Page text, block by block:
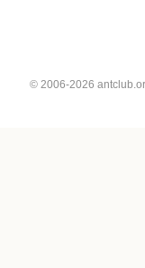
© 2006-2026